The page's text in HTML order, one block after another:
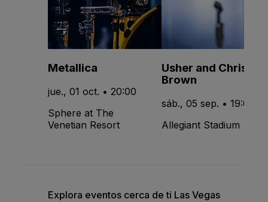
Metallica
jue., 01 oct. • 20:00
Sphere at The
Venetian Resort
Usher and Chris
Brown
sáb., 05 sep. • 19:00
Allegiant Stadium
Explora eventos cerca de ti Las Vegas